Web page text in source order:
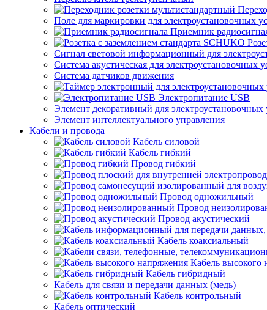
Поле для маркировки для электроустановочных
Приемник
Сигнал световой информационный для
Система акустическая для электроустановочных
Система датчиков движения
Электропитание USB
Элемент декоративный для электроустановочных
Элемент интеллектуального управления
Кабели и провода
Кабель силовой
Кабель гибкий
Провод гибкий
Провод одножильный
Провод
Провод акустический
Кабель коаксиальный
Кабель высокого
Кабель гибридный
Кабель для связи и передачи данных (медь)
Кабель контрольный
Кабель оптический